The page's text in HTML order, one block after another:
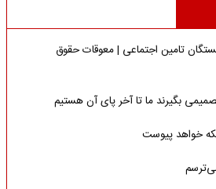
تامین اجتماعی | معوقات حقوق
بگیرند ما تا آخر پای آن هستیم
خواهد پیوست